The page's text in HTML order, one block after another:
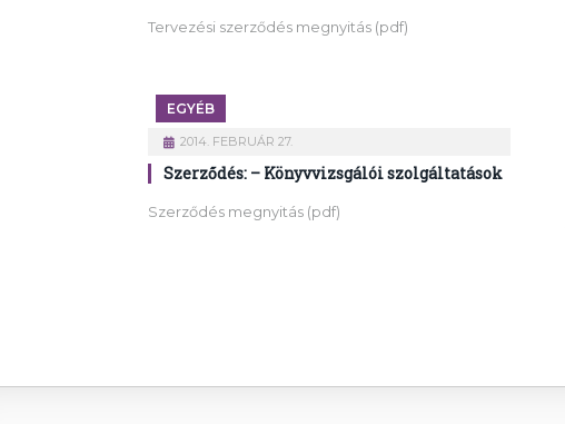
Tervezési szerződés megnyitás (pdf)
EGYÉB
2014. FEBRUÁR 27.
Szerződés: – Könyvvizsgálói szolgáltatások
Szerződés megnyitás (pdf)